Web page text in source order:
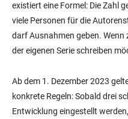
existiert eine Formel: Die Zahl
viele Personen für die
darf Ausnahmen geben. Wenn
der eigenen Serie schreiben
Ab dem 1. Dezember 2023
konkrete Regeln: Sobald drei
Entwicklung eingestellt